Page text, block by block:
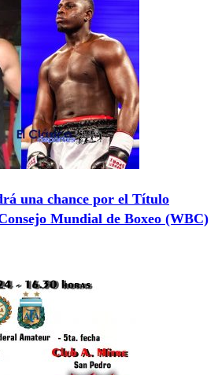
una chance por el Título
Mundial de Boxeo (WBC)